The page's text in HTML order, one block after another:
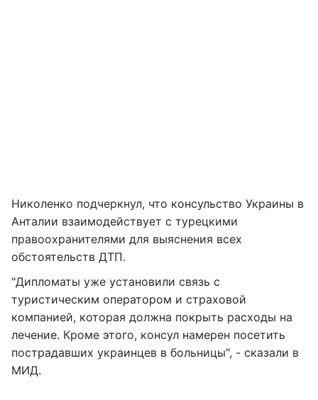
Николенко подчеркнул, что консульство Украины в
Анталии взаимодействует с турецкими
правоохранителями для выяснения всех
обстоятельств ДТП.
"Дипломаты уже установили связь с
туристическим оператором и страховой
компанией, которая должна покрыть расходы на
лечение. Кроме этого, консул намерен посетить
пострадавших украинцев в больницы", - сказали в
МИД.